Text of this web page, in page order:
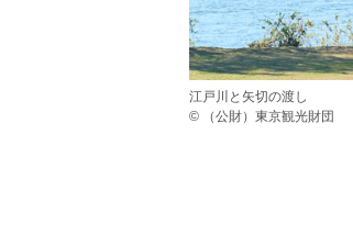
江戸川と矢切の渡し
© （公財）東京観光財団